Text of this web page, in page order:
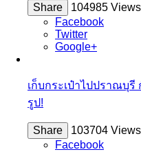
Share
104985 Views
Facebook
Twitter
Google+
เก็บกระเป๋าไปปราณบุ
รูป!
Share
103704 Views
Facebook